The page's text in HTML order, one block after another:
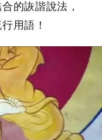
的詼諧說法，
用語！